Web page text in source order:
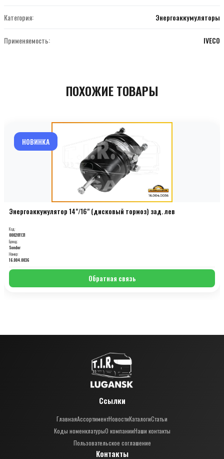
Категория: Энергоаккумуляторы
Применяемость: IVECO
ПОХОЖИЕ ТОВАРЫ
НОВИНКА
Энергоаккумулятор 14"/16" (дисковый тормоз) зад. лев
Код:
000201131
Бренд:
Sonder
Номер:
16.004.0036
Обратная связь
Ссылки
ГлавнаяАссортиментНовостиКаталогиСтатьи
Коды номенклатурыО компанииНаши контакты
Пользовательское соглашение
Контакты